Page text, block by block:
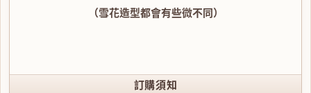
（雪花造型都會有些微不同）
訂購須知